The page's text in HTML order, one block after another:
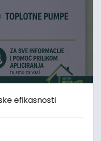
efikasnosti